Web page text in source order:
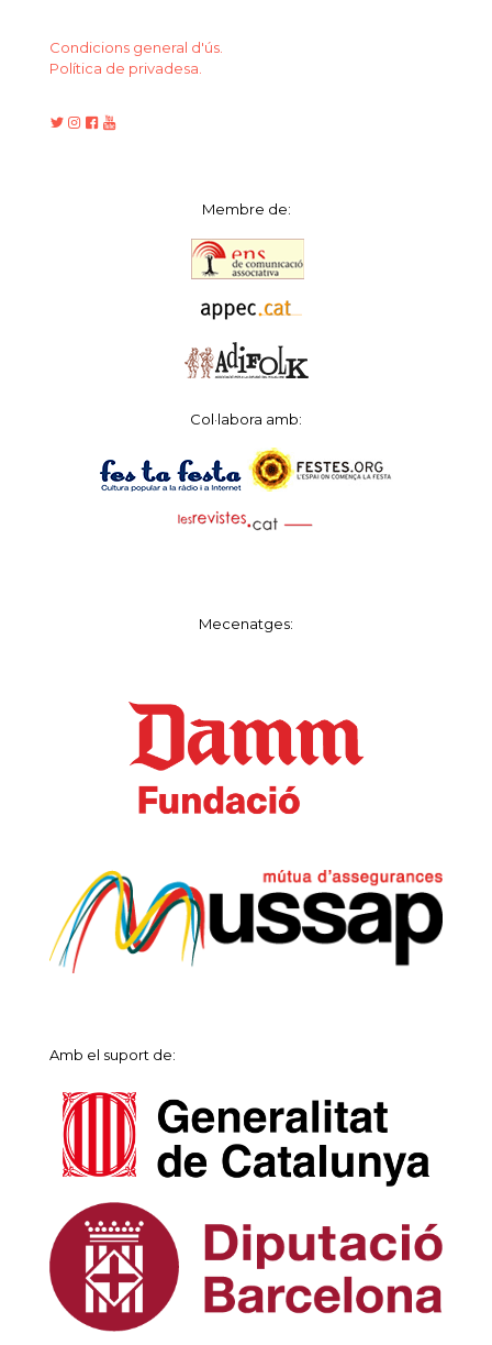
Condicions general d'ús.
Política de privadesa.
Membre de:
Col·labora amb:
Mecenatges:
Amb el suport de: